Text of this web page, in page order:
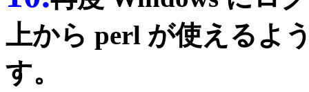
上から perl が使えるよ
す。